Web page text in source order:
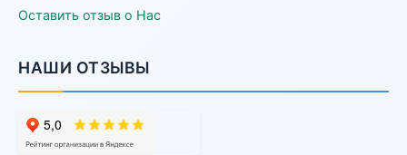
Оставить отзыв о Нас
НАШИ ОТЗЫВЫ